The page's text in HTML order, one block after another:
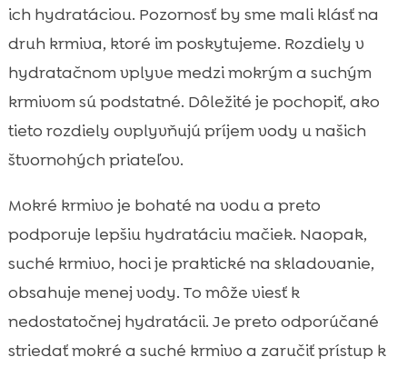
ich hydratáciou. Pozornosť by sme mali klásť na
druh krmiva, ktoré im poskytujeme. Rozdiely v
hydratačnom vplyve medzi mokrým a suchým
krmivom sú podstatné. Dôležité je pochopiť, ako
tieto rozdiely ovplyvňujú príjem vody u našich
štvornohých priateľov.
Mokré krmivo je bohaté na vodu a preto
podporuje lepšiu hydratáciu mačiek. Naopak,
suché krmivo, hoci je praktické na skladovanie,
obsahuje menej vody. To môže viesť k
nedostatočnej hydratácii. Je preto odporúčané
striedať mokré a suché krmivo a zaručiť prístup k